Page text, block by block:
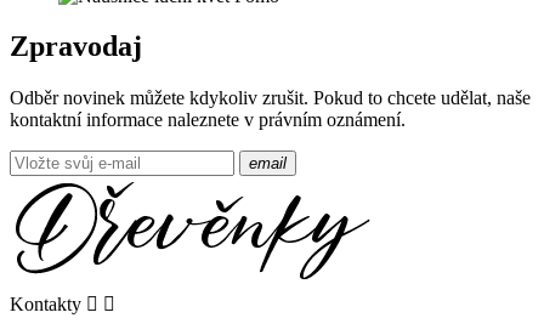
Zpravodaj
Odběr novinek můžete kdykoliv zrušit. Pokud to chcete udělat, naše
kontaktní informace naleznete v právním oznámení.
email
Kontakty  